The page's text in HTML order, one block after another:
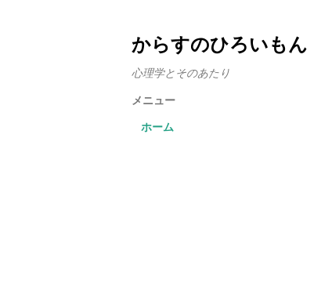
からすのひろいもん
心理学とそのあたり
メニュー
ホーム